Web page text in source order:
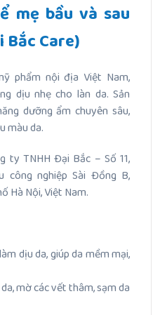
mẹ bầu và sau
Care)
phẩm nội địa Việt Nam,
dịu nhẹ cho làn da. Sản
dưỡng ẩm chuyên sâu,
màu da.
ty TNHH Đại Bắc – Số 11,
công nghiệp Sài Đồng B,
Hà Nội, Việt Nam.
dịu da, giúp da mềm mại,
mờ các vết thâm, sạm da